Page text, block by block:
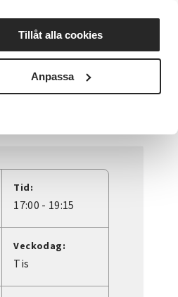
Tillåt alla cookies
Anpassa
Nyheter Avdelningar
Tid:
17:00 - 19:15
Veckodag:
Tis